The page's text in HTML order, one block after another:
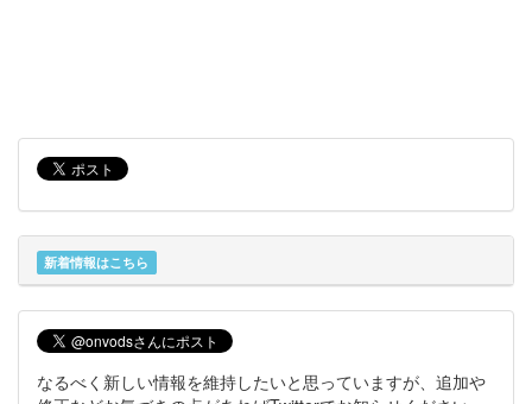
新着情報はこちら
なるべく新しい情報を維持したいと思っていますが、追加や